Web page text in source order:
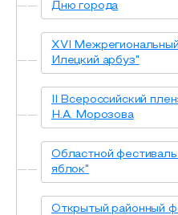
Дню города
XVI
Илецкий арбуз"
II Всероссийский
Н.А. Морозова
Областной
яблок"
Открытый районный